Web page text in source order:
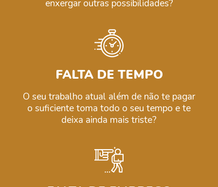
enxergar outras possibilidades?
FALTA DE TEMPO
O seu trabalho atual além de não te pagar
o suficiente toma todo o seu tempo e te
deixa ainda mais triste?